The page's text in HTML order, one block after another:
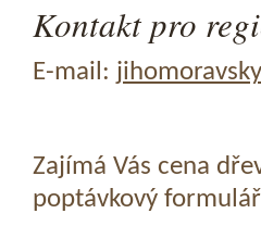
Kontakt pro
E-mail:
Zajímá Vás cena
poptávkový